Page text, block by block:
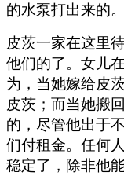
的水泵打出来的
皮茨一家在这里
他们的了。女儿
为，当她嫁给皮
皮茨；而当她搬
的，尽管他出于
们付租金。任何
稳定了，除非他